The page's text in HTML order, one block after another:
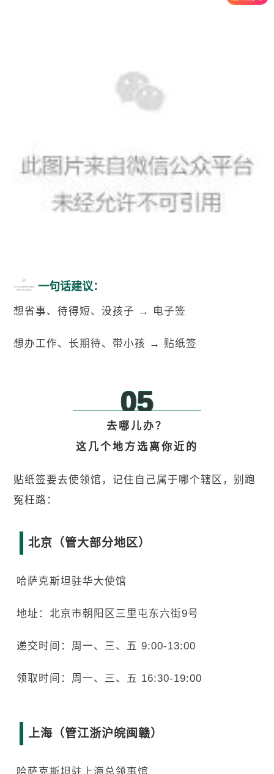
一句话建议：
想省事、待得短、没孩子 → 电子签
想办工作、长期待、带小孩 → 贴纸签
05
去哪儿办？
这几个地方选离你近的
贴纸签要去使领馆，记住自己属于哪个辖区，别跑
冤枉路：
北京（管大部分地区）
哈萨克斯坦驻华大使馆
地址：北京市朝阳区三里屯东六街9号
递交时间：周一、三、五 9:00-13:00
领取时间：周一、三、五 16:30-19:00
上海（管江浙沪皖闽赣）
哈萨克斯坦驻上海总领事馆